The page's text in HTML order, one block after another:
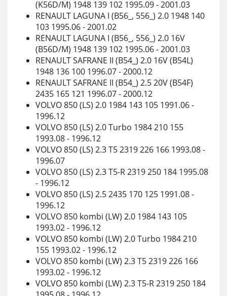
(K56D/M) 1948 139 102 1995.09 - 2001.03
RENAULT LAGUNA I (B56_, 556_) 2.0 1948 140
103 1995.06 - 2001.02
RENAULT LAGUNA I (B56_, 556_) 2.0 16V
(B56D/M) 1948 139 102 1995.06 - 2001.03
RENAULT SAFRANE II (B54_) 2.0 16V (B54L)
1948 136 100 1996.07 - 2000.12
RENAULT SAFRANE II (B54_) 2.5 20V (B54F)
2435 165 121 1996.07 - 2000.12
VOLVO 850 (LS) 2.0 1984 143 105 1991.06 -
1996.12
VOLVO 850 (LS) 2.0 Turbo 1984 210 155
1993.08 - 1996.12
VOLVO 850 (LS) 2.3 T5 2319 226 166 1993.08 -
1996.07
VOLVO 850 (LS) 2.3 T5-R 2319 250 184 1995.08
- 1996.12
VOLVO 850 (LS) 2.5 2435 170 125 1991.08 -
1996.12
VOLVO 850 kombi (LW) 2.0 1984 143 105
1993.02 - 1996.12
VOLVO 850 kombi (LW) 2.0 Turbo 1984 210
155 1993.02 - 1996.12
VOLVO 850 kombi (LW) 2.3 T5 2319 226 166
1993.02 - 1996.12
VOLVO 850 kombi (LW) 2.3 T5-R 2319 250 184